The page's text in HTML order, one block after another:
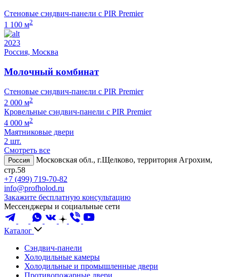
Стеновые сэндвич-панели с PIR Premier
1 100 м2
2023
Россия, Москва
Молочный комбинат
Стеновые сэндвич-панели с PIR Premier
2 000 м2
Кровельные сэндвич-панели с PIR Premier
4 000 м2
Маятниковые двери
2 шт.
Смотреть все
Россия
Московская обл., г.Щелково, территория Агрохим,
стр.58
+7 (499) 719-70-82
info@profholod.ru
Закажите бесплатную консультацию
Мессенджеры и социальные сети
Каталог
Сэндвич-панели
Холодильные камеры
Холодильные и промышленные двери